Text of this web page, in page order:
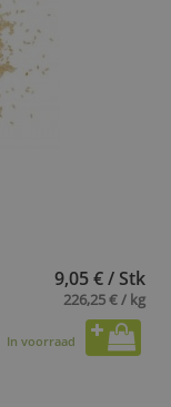
9,05 € / Stk
226,25 € / kg
In voorraad